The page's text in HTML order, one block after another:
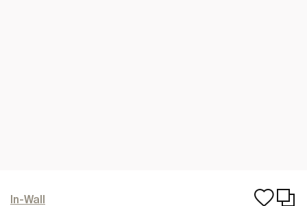
In-Wall